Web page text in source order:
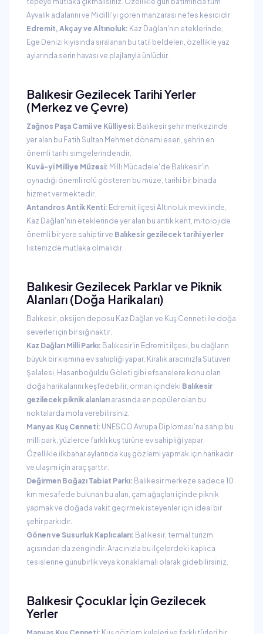
Ayvalık adalarını ve Midilli'yi gören manzarası nefes kesicidir.
Edremit, Akçay ve Altınoluk: Kaz Dağları'nın eteklerinde,
Ege Denizi kıyısında sıralanan bu tatil beldeleri, özellikle yaz
aylarında serin havası ve plajlarıyla ünlüdür.
Balıkesir Gezilecek Tarihi Yerler
(Merkez ve Çevre)
Zağnos Paşa Camii ve Külliyesi: Balıkesir şehir merkezinde
yer alan bu Fatih Sultan Mehmet dönemi eseri, şehrin en
önemli tarihi simgelerindendir.
Kuvâ-yi Milliye Müzesi: Milli Mücadele'de Balıkesir'in
oynadığı önemli rolü gösteren bu müze, tarihi bir binada
hizmet vermektedir.
Antandros Antik Kenti: Edremit ilçesi Altınoluk mevkiinde,
Kaz Dağları'nın eteklerinde yer alan bu antik kent, mitolojide
önemli bir yere sahiptir ve Balıkesir gezilecek tarihi yerler
listenizde mutlaka olmalıdır.
Balıkesir Gezilecek Parklar ve Piknik
Alanları (Doğa Harikaları)
Balıkesir, oksijen deposu Kaz Dağları ve Kuş Cenneti ile doğa
severler için bir sığınaktır.
Kaz Dağları Milli Parkı: Balıkesir'in Edremit ilçesi, bu dağların
büyük bir kısmına ev sahipliği yapar. Kiralık aracınızla Sütüven
Şelalesi, Hasanboğuldu Göleti gibi efsanelere konu olan
doğa harikalarını keşfedebilir, orman içindeki Balıkesir
gezilecek piknik alanları arasında en popüler olan bu
noktalarda mola verebilirsiniz.
Manyas Kuş Cenneti: UNESCO Avrupa Diploması'na sahip bu
milli park, yüzlerce farklı kuş türüne ev sahipliği yapar.
Özellikle ilkbahar aylarında kuş gözlemi yapmak için harikadır
ve ulaşım için araç şarttır.
Değirmen Boğazı Tabiat Parkı: Balıkesir merkeze sadece 10
km mesafede bulunan bu alan, çam ağaçları içinde piknik
yapmak ve doğada vakit geçirmek isteyenler için ideal bir
şehir parkıdır.
Gönen ve Susurluk Kaplıcaları: Balıkesir, termal turizm
açısından da zengindir. Aracınızla bu ilçelerdeki kaplıca
tesislerine günübirlik veya konaklamalı olarak gidebilirsiniz.
Balıkesir Çocuklar İçin Gezilecek
Yerler